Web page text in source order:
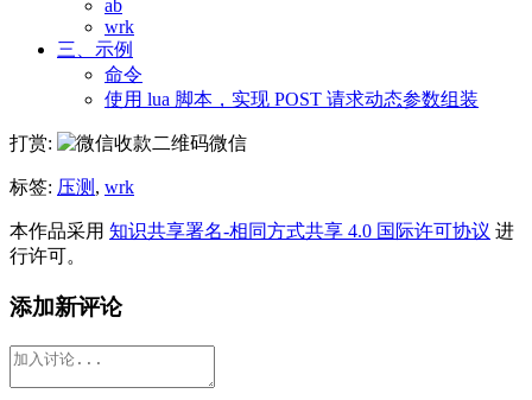
ab
wrk
三、示例
命令
使用 lua 脚本，实现 POST 请求动态参数组装
打赏: 微信
标签: 压测 , wrk
本作品采用 知识共享署名-相同方式共享 4.0 国际许可协议 进
行许可。
添加新评论